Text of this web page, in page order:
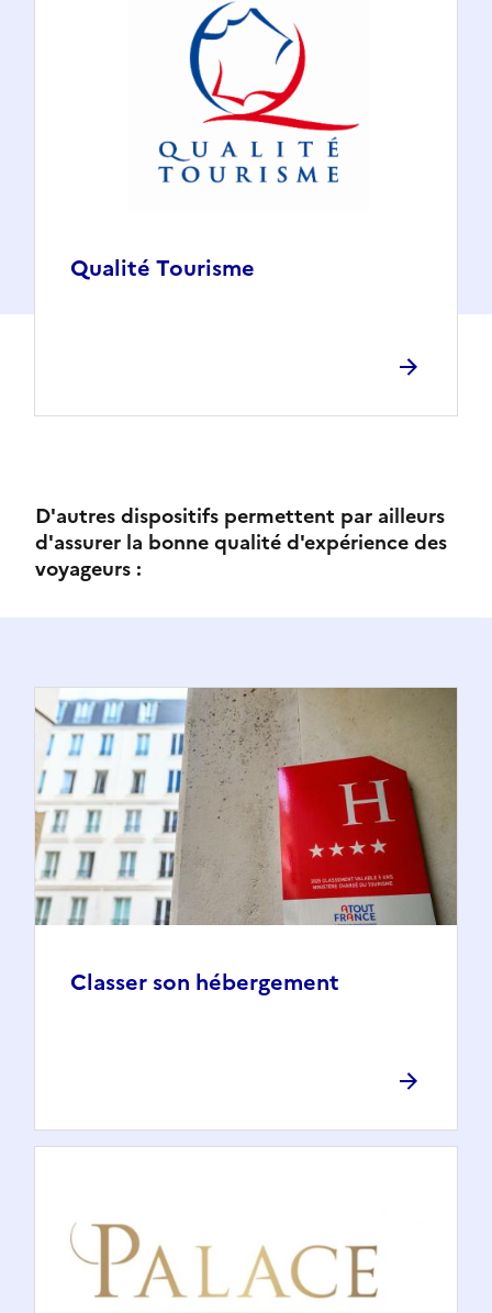
Qualité Tourisme
D'autres dispositifs permettent par ailleurs
d'assurer la bonne qualité d'expérience des
voyageurs :
Classer son hébergement